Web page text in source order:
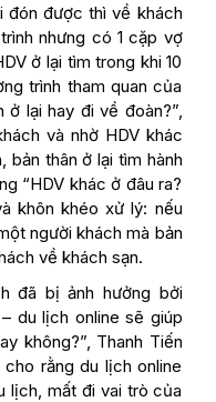
đón được thì về khách
nhưng có 1 cặp vợ
ở lại tìm trong khi 10
trình tham quan của
lại hay đi về đoàn?”,
và nhờ HDV khác
bản thân ở lại tìm hành
“HDV khác ở đâu ra?
khôn khéo xử lý: nếu
người khách mà bản
về khách sạn.
đã bị ảnh hưởng bởi
du lịch online sẽ giúp
không?”, Thanh Tiến
rằng du lịch online
lịch, mất đi vai trò của